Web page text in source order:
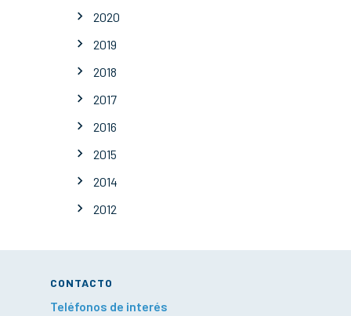
2020
2019
2018
2017
2016
2015
2014
2012
CONTACTO
Teléfonos de interés